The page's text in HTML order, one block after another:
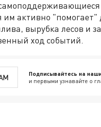
им активно "помогает"
вырубка лесов и
ход событий.
Подписывайтесь на
и первыми узнавайте о